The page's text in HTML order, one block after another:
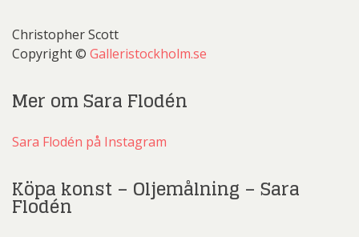
Christopher Scott
Copyright © Galleristockholm.se
Mer om Sara Flodén
Sara Flodén på Instagram
Köpa konst – Oljemålning – Sara
Flodén